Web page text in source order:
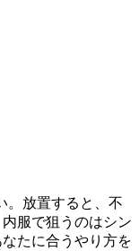
。放置すると、不
服で狙うのはシン
たに合うやり方を